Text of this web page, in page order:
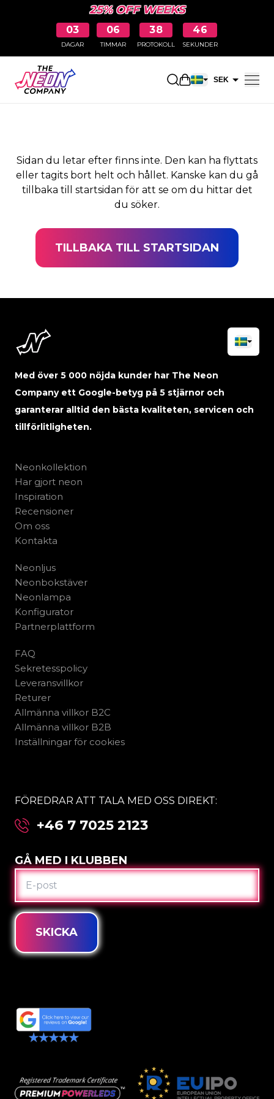
25% OFF WEEKS
03
DAGAR
06
TIMMAR
38
PROTOKOLL
45
SEKUNDER
ÖppnaSEK
SIDAN HITTADES INTE
Sidan du letar efter finns inte. Den kan ha flyttats
eller tagits bort helt och hållet. Kanske kan du gå
tillbaka till startsidan för att se om du hittar det
du söker.
TILLBAKA TILL STARTSIDAN
Med över 5 000 nöjda kunder har The Neon
Company ett Google-betyg på 5 stjärnor och
garanterar alltid den bästa kvaliteten, servicen och
tillförlitligheten.
Neonkollektion
Har gjort neon
Inspiration
Recensioner
Om oss
Kontakta
Neonljus
Neonbokstäver
Neonlampa
Konfigurator
Partnerplattform
FAQ
Sekretesspolicy
Leveransvillkor
Returer
Allmänna villkor B2C
Allmänna villkor B2B
Inställningar för cookies
FÖREDRAR ATT TALA MED OSS DIREKT:
+46 7 7025 2123
GÅ MED I KLUBBEN
E-
POST
SKICKA